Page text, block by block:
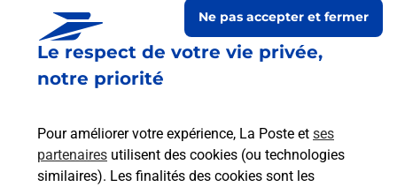
Le respect de votre vie privée,
notre priorité
Pour améliorer votre expérience, La Poste et ses
partenaires utilisent des cookies (ou technologies
similaires). Les finalités des cookies sont les
Ne pas accepter et fermer